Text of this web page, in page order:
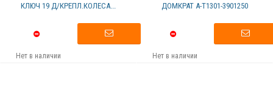
КЛЮЧ 19 Д/КРЕПЛ.КОЛЕСА...
Нет в наличии
ДОМКРАТ А-T1301-3901250
Нет в наличии